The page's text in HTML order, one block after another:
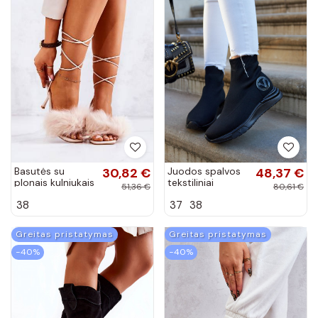
Basutės su
plonais kulniukais
Lindsay
30,82 €
51,36 €
38
Juodos spalvos
tekstiliniai
Runaway
48,37 €
80,61 €
37 38
Greitas pristatymas
−40%
Greitas pristatymas
−40%